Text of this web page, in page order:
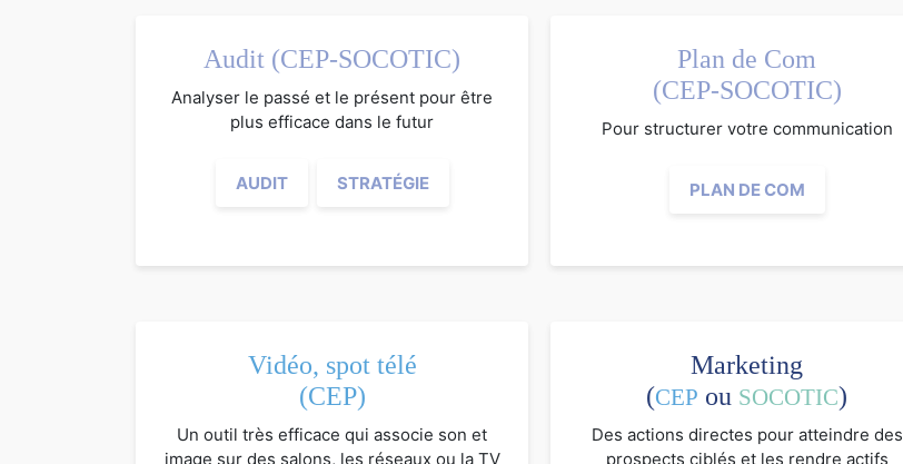
Audit (CEP-SOCOTIC)
Analyser le passé et le présent pour être
plus efficace dans le futur
AUDIT STRATÉGIE
Plan de Com
(CEP-SOCOTIC)
Pour structurer votre communication
PLAN DE COM
Vidéo, spot télé
(CEP)
Un outil très efficace qui associe son et
image sur des salons, les réseaux ou la TV
Marketing
(CEP ou SOCOTIC)
Des actions directes pour atteindre des
prospects ciblés et les rendre actifs